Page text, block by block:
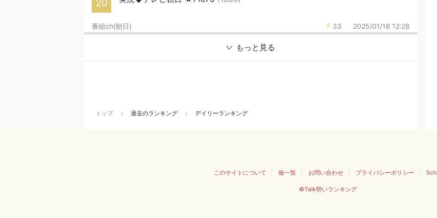
20
33 2025/01/16 12:28
番組ch(朝日)
もっと見る
トップ 過去のランキング デイリーランキング
このサイトについて 板一覧 お問い合わせ プライバシーポリシー
©Talk勢いランキング